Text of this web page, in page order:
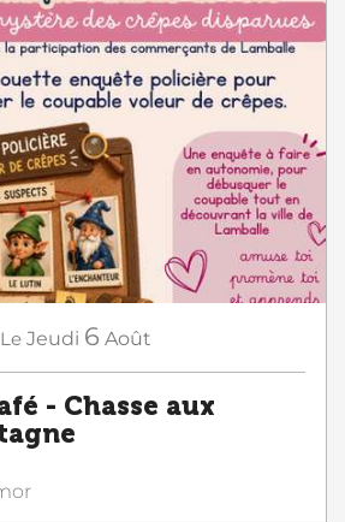
Le Jeudi 6 Août
- Chasse aux